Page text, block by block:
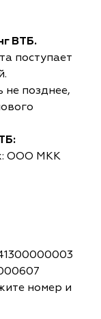
ВТБ.
поступает
не позднее,
ООО МКК
номер и